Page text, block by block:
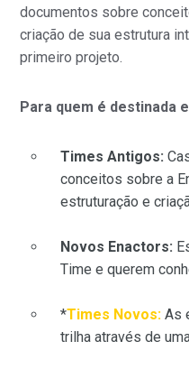
documentos sobre
criação de sua estrutura
primeiro projeto.
Para quem é destinada
Times Antigos:
conceitos sobre a
estruturação e
Novos Enactors:
Time e querem
*Times Novos: As
trilha através de